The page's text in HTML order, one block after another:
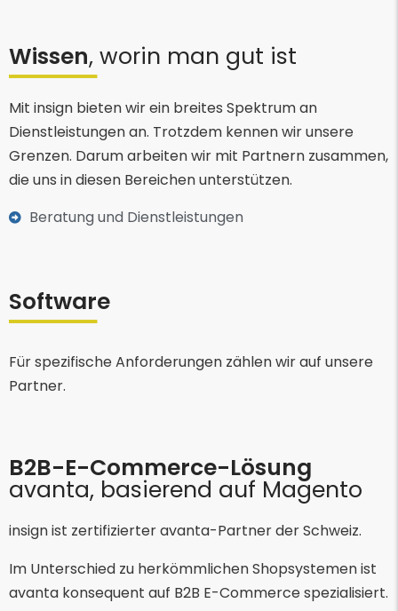
Wissen, worin man gut ist
Mit insign bieten wir ein breites Spektrum an
Dienstleistungen an. Trotzdem kennen wir unsere
Grenzen. Darum arbeiten wir mit Partnern zusammen,
die uns in diesen Bereichen unterstützen.
Beratung und Dienstleistungen
Software
Für spezifische Anforderungen zählen wir auf unsere
Partner.
B2B-E-Commerce-Lösung
avanta, basierend auf Magento
insign ist zertifizierter avanta-Partner der Schweiz.
Im Unterschied zu herkömmlichen Shopsystemen ist
avanta konsequent auf B2B E-Commerce spezialisiert.